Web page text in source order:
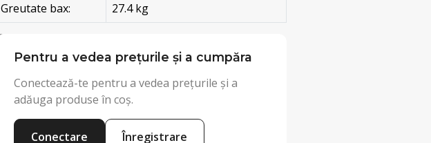
Greutate bax:
27.4 kg
Pentru a vedea prețurile și a cumpăra
Conectează-te pentru a vedea prețurile și a
adăuga produse în coș.
Conectare Înregistrare